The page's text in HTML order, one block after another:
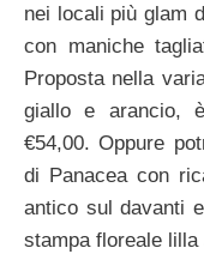
nei locali più glam
con maniche
Proposta nella
giallo e arancio,
€54,00. Oppure
di Panacea con
antico sul davanti
stampa floreale